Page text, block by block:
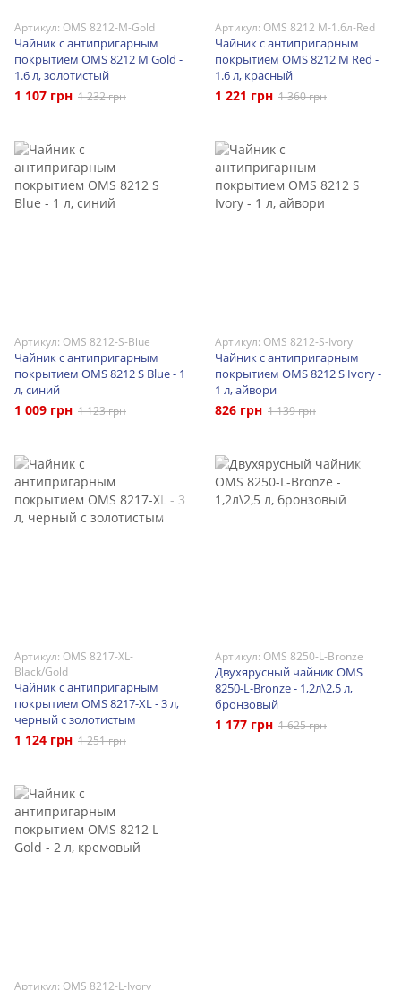
Артикул: OMS 8212-M-Gold
Чайник с антипригарным
покрытием OMS 8212 M Gold -
1.6 л, золотистый
1 107 грн 1 232 грн
Артикул: OMS 8212 M-1.6л-Red
Чайник с антипригарным
покрытием OMS 8212 M Red -
1.6 л, красный
1 221 грн 1 360 грн
Артикул: OMS 8212-S-Blue
Чайник с антипригарным
покрытием OMS 8212 S Blue - 1
л, синий
1 009 грн 1 123 грн
Артикул: OMS 8212-S-Ivory
Чайник с антипригарным
покрытием OMS 8212 S Ivory -
1 л, айвори
826 грн 1 139 грн
Артикул: OMS 8217-XL-
Black/Gold
Чайник с антипригарным
покрытием OMS 8217-XL - 3 л,
черный с золотистым
1 124 грн 1 251 грн
Артикул: OMS 8250-L-Bronze
Двухярусный чайник OMS
8250-L-Bronze - 1,2л\2,5 л,
бронзовый
1 177 грн 1 625 грн
Артикул: OMS 8212-L-Ivory